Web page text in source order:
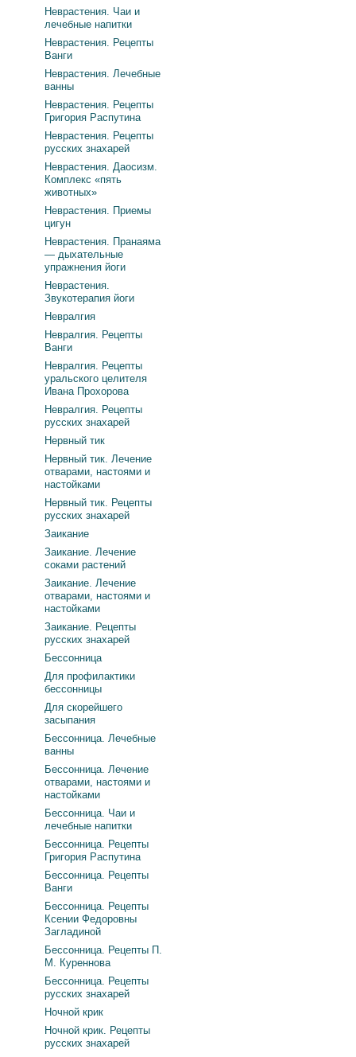
Неврастения. Чаи и
лечебные напитки
Неврастения. Рецепты
Ванги
Неврастения. Лечебные
ванны
Неврастения. Рецепты
Григория Распутина
Неврастения. Рецепты
русских знахарей
Неврастения. Даосизм.
Комплекс «пять
животных»
Неврастения. Приемы
цигун
Неврастения. Пранаяма
— дыхательные
упражнения йоги
Неврастения.
Звукотерапия йоги
Невралгия
Невралгия. Рецепты
Ванги
Невралгия. Рецепты
уральского целителя
Ивана Прохорова
Невралгия. Рецепты
русских знахарей
Нервный тик
Нервный тик. Лечение
отварами, настоями и
настойками
Нервный тик. Рецепты
русских знахарей
Заикание
Заикание. Лечение
соками растений
Заикание. Лечение
отварами, настоями и
настойками
Заикание. Рецепты
русских знахарей
Бессонница
Для профилактики
бессонницы
Для скорейшего
засыпания
Бессонница. Лечебные
ванны
Бессонница. Лечение
отварами, настоями и
настойками
Бессонница. Чаи и
лечебные напитки
Бессонница. Рецепты
Григория Распутина
Бессонница. Рецепты
Ванги
Бессонница. Рецепты
Ксении Федоровны
Загладиной
Бессонница. Рецепты П.
М. Куреннова
Бессонница. Рецепты
русских знахарей
Ночной крик
Ночной крик. Рецепты
русских знахарей